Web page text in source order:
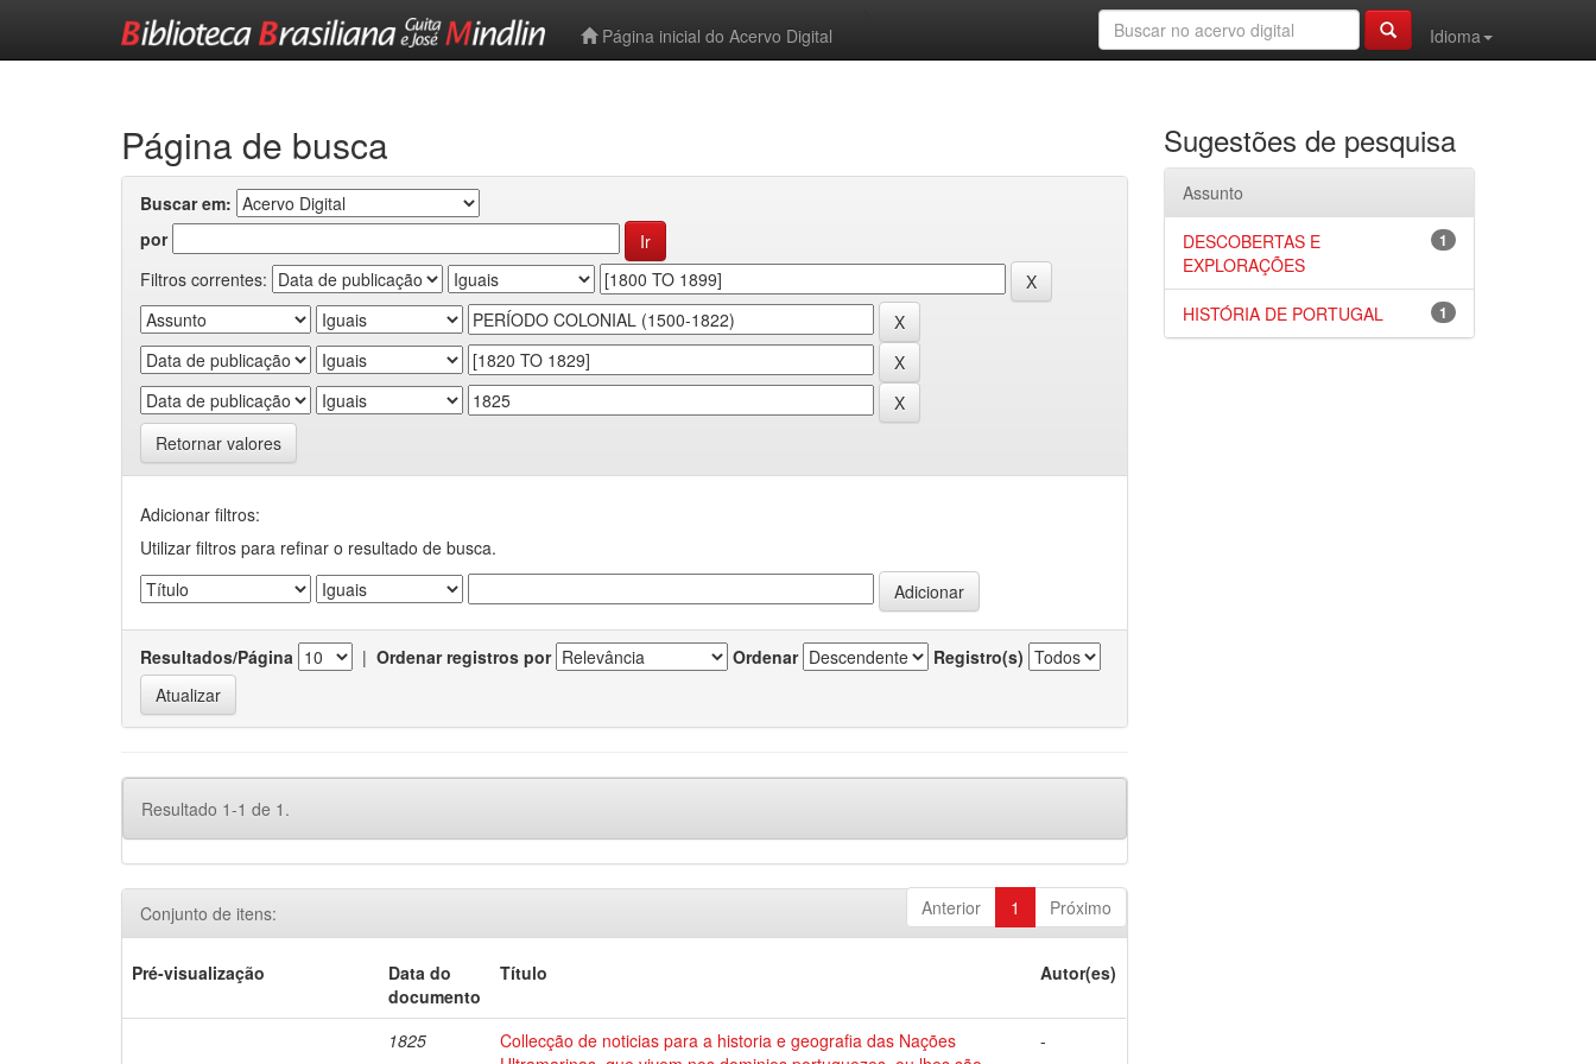
Página inicial do Acervo Digital
Idioma
Página de busca
Buscar em:
por
Filtros correntes:
Retornar valores
Adicionar filtros:
Utilizar filtros para refinar o resultado de busca.
Resultados/Página | Ordenar registros por Ordenar Registro(s)
Resultado 1-1 de 1.
Anterior 1 Próximo
Conjunto de itens:
Pré-visualização
Data do
documento
Título Autor(es)
1825
Collecção de noticias para a historia e geografia das Nações
-
Sugestões de pesquisa
Assunto
1
DESCOBERTAS E
EXPLORAÇÕES
1
HISTÓRIA DE PORTUGAL